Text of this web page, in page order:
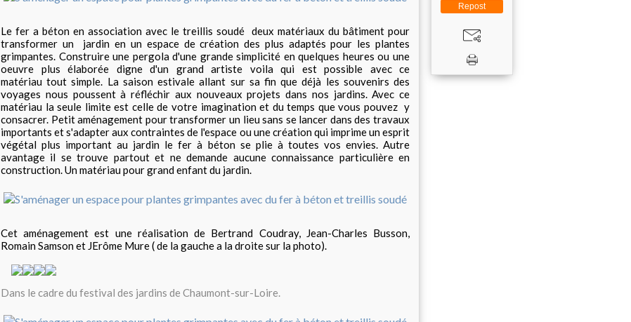
Le fer a béton en association avec le treillis soudé deux matériaux du bâtiment pour
transformer un jardin en un espace de création des plus adaptés pour les plantes
grimpantes. Construire une pergola d'une grande simplicité en quelques heures ou une
oeuvre plus élaborée digne d'un grand artiste voila qui est possible avec ce
matériau tout simple. La saison estivale allant sur sa fin que déjà les souvenirs des
voyages nous poussent à réfléchir aux nouveaux projets dans nos jardins. Avec ce
matériau la seule limite est celle de votre imagination et du temps que vous pouvez y
consacrer. Petit aménagement pour transformer un lieu sans se lancer dans des travaux
importants et s'adapter aux contraintes de l'espace ou une création qui imprime un esprit
végétal plus important au jardin le fer à béton se plie à toutes vos envies. Autre
avantage il se trouve partout et ne demande aucune connaissance particulière en
construction. Un matériau pour grand enfant du jardin.
Cet aménagement est une réalisation de Bertrand Coudray, Jean-Charles Busson,
Romain Samson et JErôme Mure ( de la gauche a la droite sur la photo).
Dans le cadre du festival des jardins de Chaumont-sur-Loire.
Repost